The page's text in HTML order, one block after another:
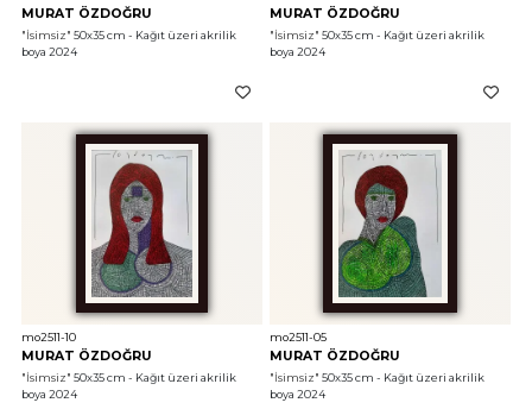
MURAT ÖZDOĞRU
"İsimsiz" 50x35 cm - Kağıt üzeri akrilik
boya 2024
MURAT ÖZDOĞRU
"İsimsiz" 50x35 cm - Kağıt üzeri akrilik
boya 2024
mo2511-10
MURAT ÖZDOĞRU
"İsimsiz" 50x35 cm - Kağıt üzeri akrilik
boya 2024
mo2511-05
MURAT ÖZDOĞRU
"İsimsiz" 50x35 cm - Kağıt üzeri akrilik
boya 2024